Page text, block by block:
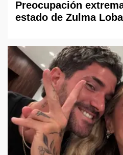
Preocupación
estado de Zulma